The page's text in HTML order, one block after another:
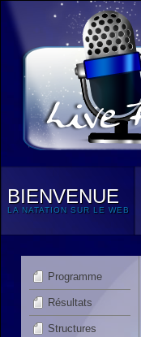
BIENVENUE
LA NATATION SUR LE WEB
Programme
Résultats
Structures